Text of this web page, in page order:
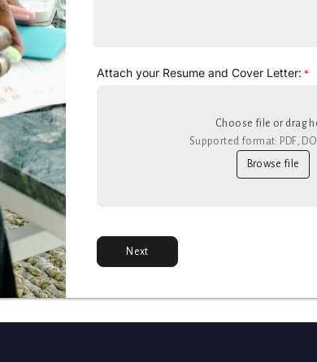
Attach your Resume and Cover Letter: *
Choose file or drag
Supported format: PDF,
Browse file
Next